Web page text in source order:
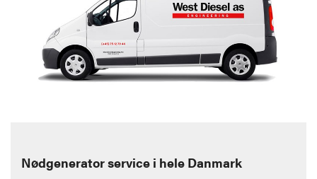
Nødgenerator service i hele Danmark